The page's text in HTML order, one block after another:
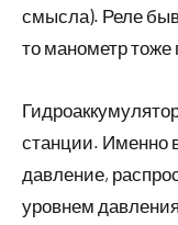
смысла). Реле
то манометр тоже
станции. Именно
давление,
уровнем